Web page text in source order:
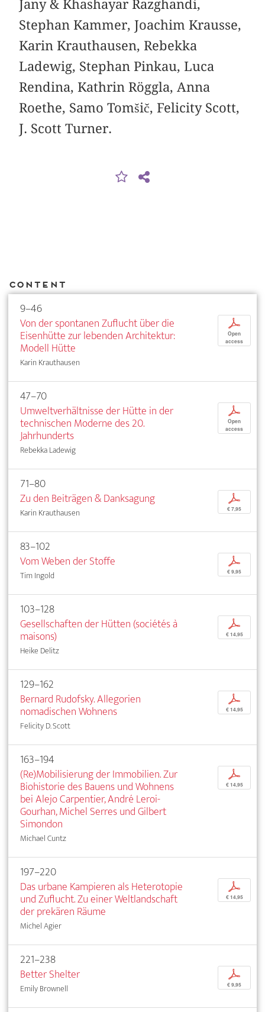
Jany & Khashayar Razghandi,
Stephan Kammer, Joachim Krausse,
Karin Krauthausen, Rebekka
Ladewig, Stephan Pinkau, Luca
Rendina, Kathrin Röggla, Anna
Roethe, Samo Tomšič, Felicity Scott,
J. Scott Turner.
Content
9–46
Von der spontanen Zuflucht über die
Eisenhütte zur lebenden Architektur:
Modell Hütte
Karin Krauthausen
p
Open
access
47–70
Umweltverhältnisse der Hütte in der
technischen Moderne des 20.
Jahrhunderts
Rebekka Ladewig
p
Open
access
71–80
Zu den Beiträgen & Danksagung
Karin Krauthausen
p
€ 7,95
83–102
Vom Weben der Stoffe
Tim Ingold
p
€ 9,95
103–128
Gesellschaften der Hütten (sociétés à
maisons)
Heike Delitz
p
€ 14,95
129–162
Bernard Rudofsky. Allegorien
nomadischen Wohnens
Felicity D. Scott
p
€ 14,95
163–194
(Re)Mobilisierung der Immobilien. Zur
Biohistorie des Bauens und Wohnens
bei Alejo Carpentier, André Leroi-
Gourhan, Michel Serres und Gilbert
Simondon
Michael Cuntz
p
€ 14,95
197–220
Das urbane Kampieren als Heterotopie
und Zuflucht. Zu einer Weltlandschaft
der prekären Räume
Michel Agier
p
€ 14,95
221–238
Better Shelter
Emily Brownell
p
€ 9,95